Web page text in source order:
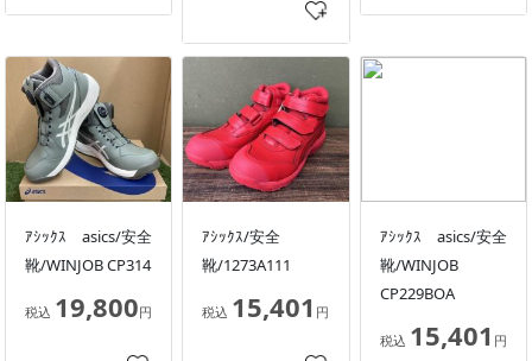
ｱｼｯｸｽ asics/安全
靴/WINJOB CP314
税込 19,800円
ｱｼｯｸｽ/安全
靴/1273A111
税込 15,401 円
ｱｼｯｸｽ asics/安全
靴/WINJOB
CP229BOA
税込 15,401 円